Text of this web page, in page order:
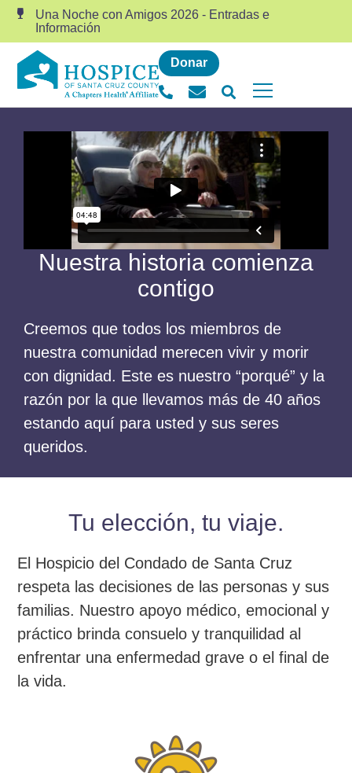
Una Noche con Amigos 2026 - Entradas e
Información
Donar
Nuestra historia comienza
contigo
Creemos que todos los miembros de
nuestra comunidad merecen vivir y morir
con dignidad. Este es nuestro “porqué” y la
razón por la que llevamos más de 40 años
estando aquí para usted y sus seres
queridos.
Tu elección, tu viaje.
El Hospicio del Condado de Santa Cruz
respeta las decisiones de las personas y sus
familias. Nuestro apoyo médico, emocional y
práctico brinda consuelo y tranquilidad al
enfrentar una enfermedad grave o el final de
la vida.